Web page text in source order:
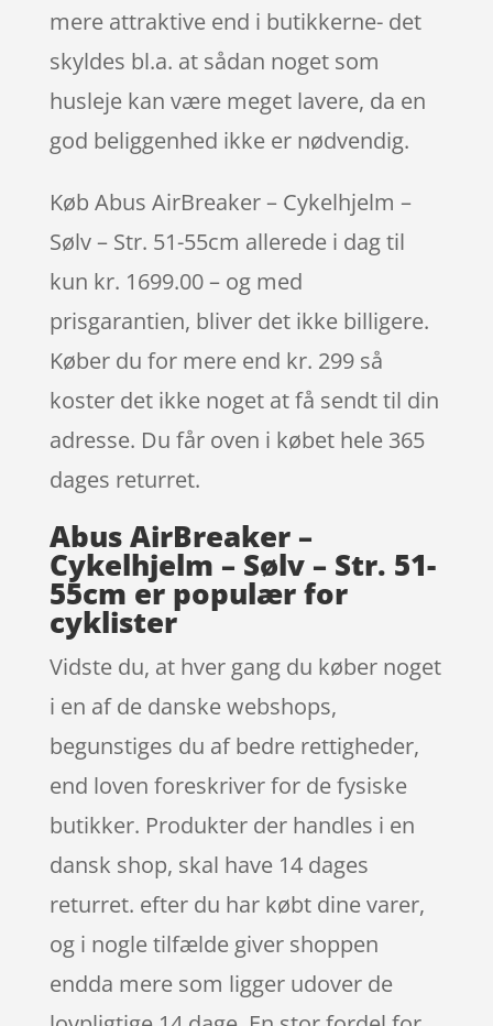
mere attraktive end i butikkerne- det
skyldes bl.a. at sådan noget som
husleje kan være meget lavere, da en
god beliggenhed ikke er nødvendig.
Køb Abus AirBreaker – Cykelhjelm –
Sølv – Str. 51-55cm allerede i dag til
kun kr. 1699.00 – og med
prisgarantien, bliver det ikke billigere.
Køber du for mere end kr. 299 så
koster det ikke noget at få sendt til din
adresse. Du får oven i købet hele 365
dages returret.
Abus AirBreaker –
Cykelhjelm – Sølv – Str. 51-
55cm er populær for
cyklister
Vidste du, at hver gang du køber noget
i en af de danske webshops,
begunstiges du af bedre rettigheder,
end loven foreskriver for de fysiske
butikker. Produkter der handles i en
dansk shop, skal have 14 dages
returret. efter du har købt dine varer,
og i nogle tilfælde giver shoppen
endda mere som ligger udover de